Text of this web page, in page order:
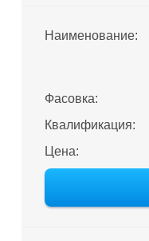
Наименование:
Фасовка:
Квалификация:
Цена: